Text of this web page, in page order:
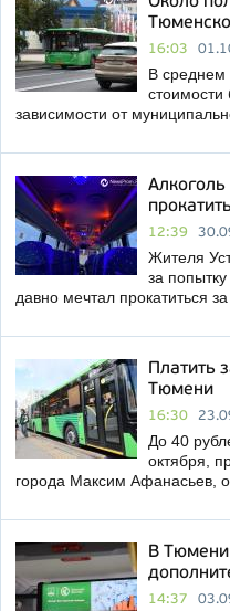
16:03
В среднем
зависимости от
12:39
Жителя
за
давно мечтал прокатиться
Платить
Тюмени
16:30
До 40
октября,
города Максим Афанасьев,
В Тюмени
14:37